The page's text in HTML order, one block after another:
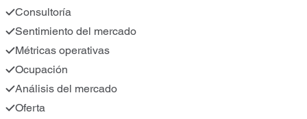
Consultoría
Sentimiento del mercado
Métricas operativas
Ocupación
Análisis del mercado
Oferta